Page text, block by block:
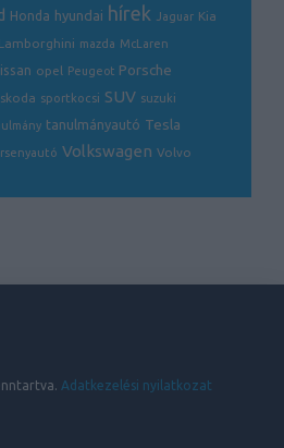
Honda hyundai hírek Jaguar Kia
Lamborghini mazda McLaren
opel Peugeot Porsche
skoda sportkocsi SUV suzuki
tanulmányautó Tesla
Volkswagen Volvo
Adatkezelési nyilatkozat